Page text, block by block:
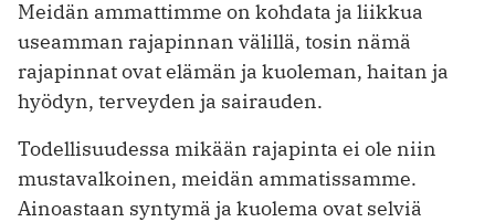
Meidän ammattimme on kohdata ja liikkua
useamman rajapinnan välillä, tosin nämä
rajapinnat ovat elämän ja kuoleman, haitan ja
hyödyn, terveyden ja sairauden.
Todellisuudessa mikään rajapinta ei ole niin
mustavalkoinen, meidän ammatissamme.
Ainoastaan syntymä ja kuolema ovat selviä